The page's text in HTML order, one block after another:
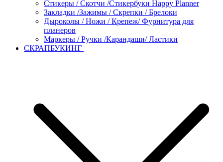
Стикеры / Скотчи /Стикербуки Happy Planner
Закладки /Зажимы / Скрепки / Брелоки
Дыроколы / Ножи / Крепеж/ Фурнитура для
планеров
Маркеры / Ручки /Карандаши/ Ластики
СКРАПБУКИНГ